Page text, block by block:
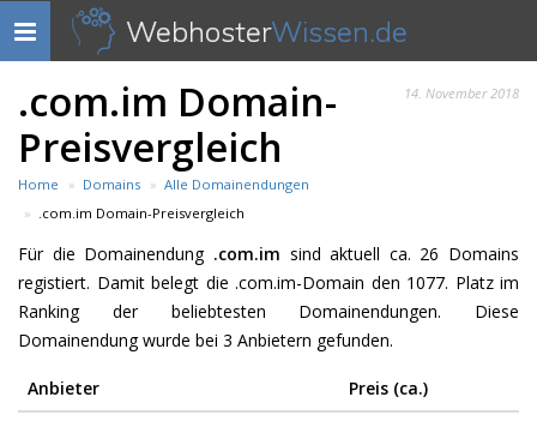
Navigation
anzeigen
WebhosterWissen.de
14. November 2018
.com.im Domain-
Preisvergleich
Home Domains
Alle Domainendungen
.com.im Domain-Preisvergleich
Für die Domainendung .com.im sind aktuell ca. 26 Domains
registiert. Damit belegt die .com.im-Domain den 1077. Platz im
Ranking der beliebtesten Domainendungen. Diese
Domainendung wurde bei 3 Anbietern gefunden.
Anbieter
Preis (ca.)